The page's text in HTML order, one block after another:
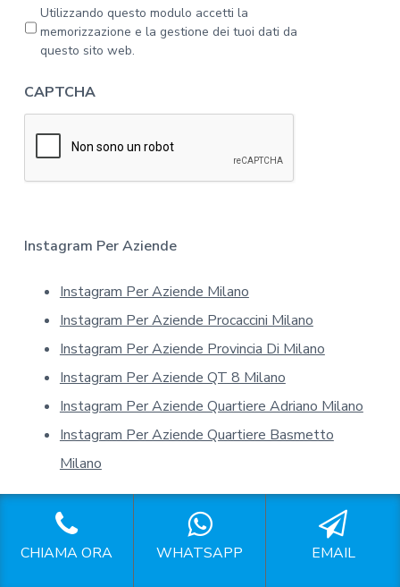
l
f
o
t
a
r
c
y
*
Utilizzando questo modulo accetti la
memorizzazione e la gestione dei tuoi dati da
questo sito web.
CAPTCHA
Instagram Per Aziende
Instagram Per Aziende Milano
Instagram Per Aziende Procaccini Milano
Instagram Per Aziende Provincia Di Milano
Instagram Per Aziende QT 8 Milano
Instagram Per Aziende Quartiere Adriano Milano
Instagram Per Aziende Quartiere Basmetto
Milano
Link Utili
CHIAMA ORA WHATSAPP EMAIL